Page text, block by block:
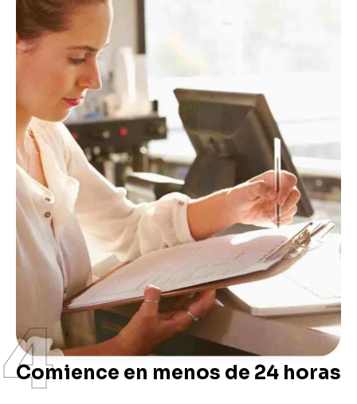
4
Comience en menos de 24 horas